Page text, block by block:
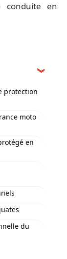
conduite en
protection
moto
en
du